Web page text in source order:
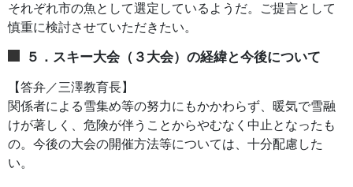
それぞれ市の魚として選定しているようだ。ご提言として
慎重に検討させていただきたい。
５．スキー大会（３大会）の経緯と今後について
【答弁／三澤教育長】
関係者による雪集め等の努力にもかかわらず、暖気で雪融
けが著しく、危険が伴うことからやむなく中止となったも
の。今後の大会の開催方法等については、十分配慮した
い。